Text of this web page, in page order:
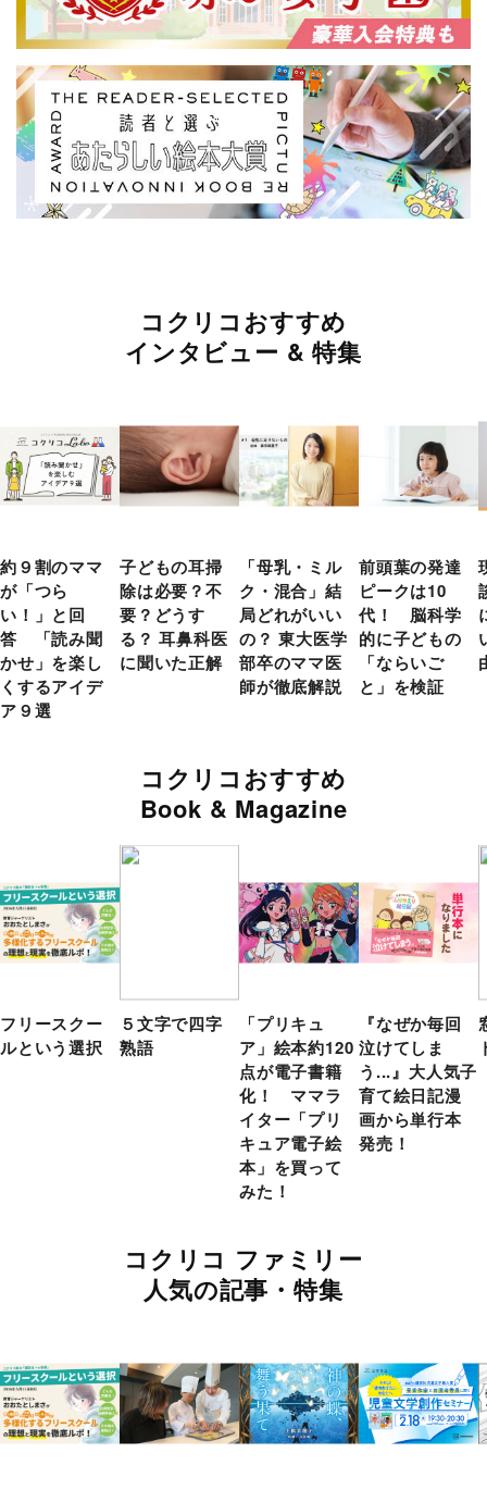
コクリコおすすめ
インタビュー & 特集
約９割のママ
が「つら
い！」と回
答 「読み聞
かせ」を楽し
くするアイデ
ア９選
子どもの耳掃
除は必要？不
要？どうす
る？ 耳鼻科医
に聞いた正解
「母乳・ミル
ク・混合」結
局どれがいい
の？ 東大医学
部卒のママ医
師が徹底解説
前頭葉の発達
ピークは10
代！ 脳科学
的に子どもの
「ならいご
と」を検証
コクリコおすすめ
Book & Magazine
フリースクー
ルという選択
５文字で四字
熟語
「プリキュ
ア」絵本約120
点が電子書籍
化！ ママラ
イター「プリ
キュア電子絵
本」を買って
みた！
『なぜか毎回
泣けてしま
う...』大人気子
育て絵日記漫
画から単行本
発売！
コクリコ ファミリー
人気の記事・特集